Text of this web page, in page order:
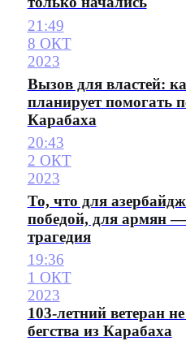
21:49
8 ОКТ
2023
Вызов для властей:
планирует помогать
Карабаха
20:43
2 ОКТ
2023
То, что для
победой, для армян
трагедия
19:36
1 ОКТ
2023
103-летний ветеран
бегства из Карабаха